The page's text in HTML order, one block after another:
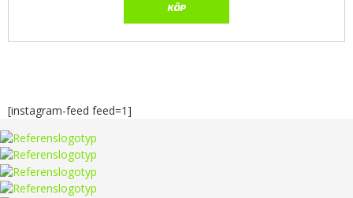
KÖP
[instagram-feed feed=1]